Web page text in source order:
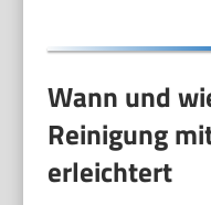
Wann und
Reinigung
erleichtert